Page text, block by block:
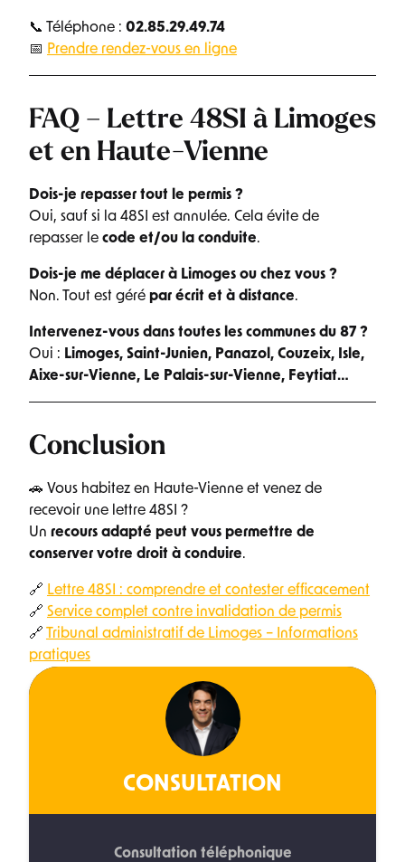
📞 Téléphone : 02.85.29.49.74
📅
Prendre rendez-vous en ligne
FAQ – Lettre 48SI à Limoges
et en Haute-Vienne
Dois-je repasser tout le permis ?
Oui, sauf si la 48SI est annulée. Cela évite de
repasser le code et/ou la conduite.
Dois-je me déplacer à Limoges ou chez vous ?
Non. Tout est géré par écrit et à distance.
Intervenez-vous dans toutes les communes du 87 ?
Oui : Limoges, Saint-Junien, Panazol, Couzeix, Isle,
Aixe-sur-Vienne, Le Palais-sur-Vienne, Feytiat…
Conclusion
🚗 Vous habitez en Haute-Vienne et venez de
recevoir une lettre 48SI ?
Un recours adapté peut vous permettre de
conserver votre droit à conduire.
🔗 Lettre 48SI : comprendre et contester efficacement
🔗 Service complet contre invalidation de permis
🔗
Tribunal administratif de Limoges – Informations
pratiques
CONSULTATION
Consultation téléphonique